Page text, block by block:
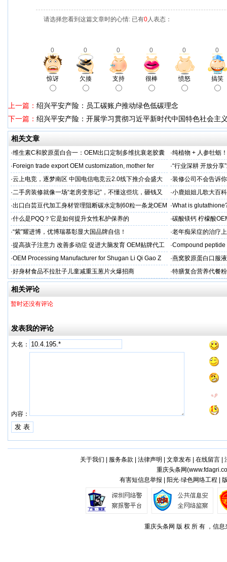
请选择您看到这篇文章时的心情: 已有0人表态：
0 0 0 0 0 0
惊讶 欠揍 支持 很棒 愤怒 搞笑
上一篇： 绍兴平安产险：员工碳账户推动绿色低碳理念
下一篇： 绍兴平安产险：开展学习贯彻习近平新时代中国特色社会主
相关文章
·维生素C和胶原蛋白合一：OEM出口定制多维抗衰老胶囊 ·纯植物 + 人参牡蛎
力保驾护航
· Foreign trade export OEM customization, mother fer ·“行业深耕 开放分
·云上电竞，逐梦南区 中国电信电竞云2.0线下推介会盛大
启幕
·装修公司不会告诉
·二手房装修就像一场“老房变形记”，不懂这些坑，砸钱又
糟心！看完这篇再开工
·小鹿姐姐儿歌大百科
·出口白芸豆代加工身材管理阻断碳水定制60粒一条龙OEM
贴牌
·What is
·什么是PQQ？它是如何提升女性私护保养的 ·碳酸镁钙 柠檬酸
制
·“紫”耀进博，优博瑞慕彰显大国品牌自信！ ·老年痴呆症的治疗
吻合术)
·提高孩子注意力 改善多动症 促进大脑发育 OEM贴牌代工 ·Compound
·OEM Processing Manufacturer for Shugan Li Qi Gao Z ·燕窝胶原蛋白口服
牌
·好身材食品不拉肚子儿童减重玉葱片火爆招商 ·特膳复合营养代餐
牌代工
相关评论
暂时还没有评论
发表我的评论
大名：
内容：
关于我们 服务条款 法律声明 文章发布| 在线留言|
重庆头条网(
有害短信息举报 | 阳光·绿色网络工程 |
重庆头条网 版 权 所 有 ，信